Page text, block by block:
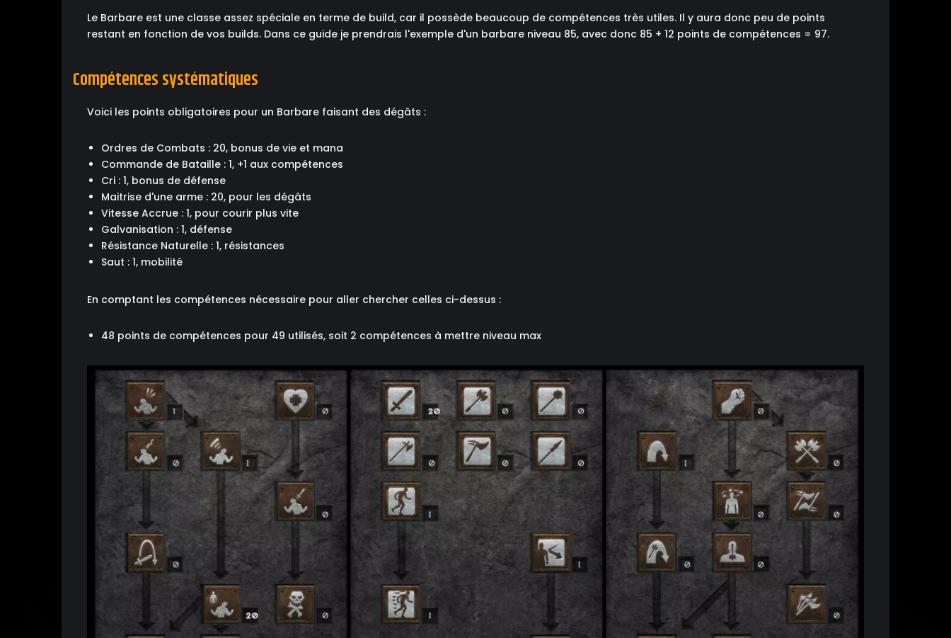
Le Barbare est une classe assez spéciale en terme de build, car il possède beaucoup de compétences très utiles. Il y aura donc peu de points
restant en fonction de vos builds. Dans ce guide je prendrais l'exemple d'un barbare niveau 85, avec donc 85 + 12 points de compétences = 97.
Compétences systématiques
Voici les points obligatoires pour un Barbare faisant des dégâts :
Ordres de Combats : 20, bonus de vie et mana
Commande de Bataille : 1, +1 aux compétences
Cri : 1, bonus de défense
Maitrise d'une arme : 20, pour les dégâts
Vitesse Accrue : 1, pour courir plus vite
Galvanisation : 1, défense
Résistance Naturelle : 1, résistances
Saut : 1, mobilité
En comptant les compétences nécessaire pour aller chercher celles ci-dessus :
48 points de compétences pour 49 utilisés, soit 2 compétences à mettre niveau max